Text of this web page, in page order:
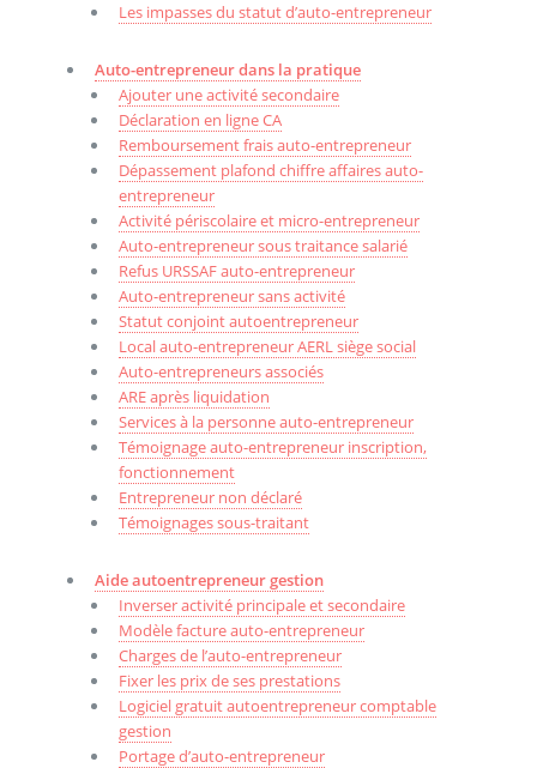
Les impasses du statut d’auto-entrepreneur
Auto-entrepreneur dans la pratique
Ajouter une activité secondaire
Déclaration en ligne CA
Remboursement frais auto-entrepreneur
Dépassement plafond chiffre affaires auto-
entrepreneur
Activité périscolaire et micro-entrepreneur
Auto-entrepreneur sous traitance salarié
Refus URSSAF auto-entrepreneur
Auto-entrepreneur sans activité
Statut conjoint autoentrepreneur
Local auto-entrepreneur AERL siège social
Auto-entrepreneurs associés
ARE après liquidation
Services à la personne auto-entrepreneur
Témoignage auto-entrepreneur inscription,
fonctionnement
Entrepreneur non déclaré
Témoignages sous-traitant
Aide autoentrepreneur gestion
Inverser activité principale et secondaire
Modèle facture auto-entrepreneur
Charges de l’auto-entrepreneur
Fixer les prix de ses prestations
Logiciel gratuit autoentrepreneur comptable
gestion
Portage d’auto-entrepreneur